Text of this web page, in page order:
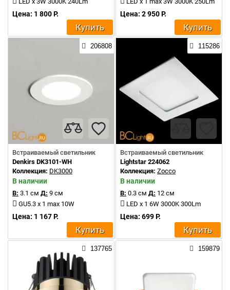
Цена: 1 800 Р.
Купить
Цена: 2 950 Р.
Купить
206808
Встраиваемый светильник
Denkirs DK3101-WH
Коллекция: DK3000
В наличии
В: 3.1 см Д: 9 см
GU5.3 x 1 max 10W
Цена: 1 167 Р.
Купить
115286
Встраиваемый светильник
Lightstar 224062
Коллекция: Zocco
В наличии
В: 0.3 см Д: 12 см
LED x 1 6W 3000K 300Lm
Цена: 699 Р.
Купить
137765 159879